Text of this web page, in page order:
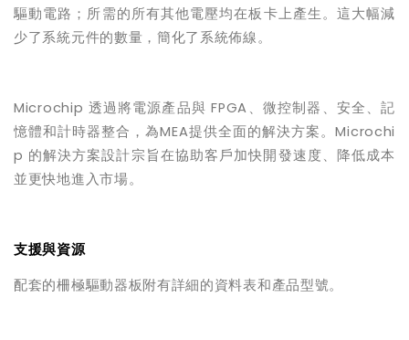
驅動電路；所需的所有其他電壓均在板卡上產生。這大幅減
少了系統元件的數量，簡化了系統佈線。
Microchip 透過將電源產品與 FPGA 、微控制器、安全、記
憶體和計時器整合，為MEA提供全面的解決方案。Microchi
p 的解決方案設計宗旨在協助客戶加快開發速度、降低成本
並更快地進入市場。
支援與資源
配套的柵極驅動器板附有詳細的資料表和產品型號。